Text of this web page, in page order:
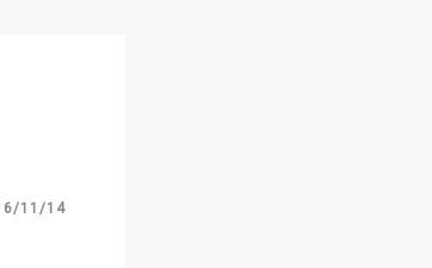
11/14